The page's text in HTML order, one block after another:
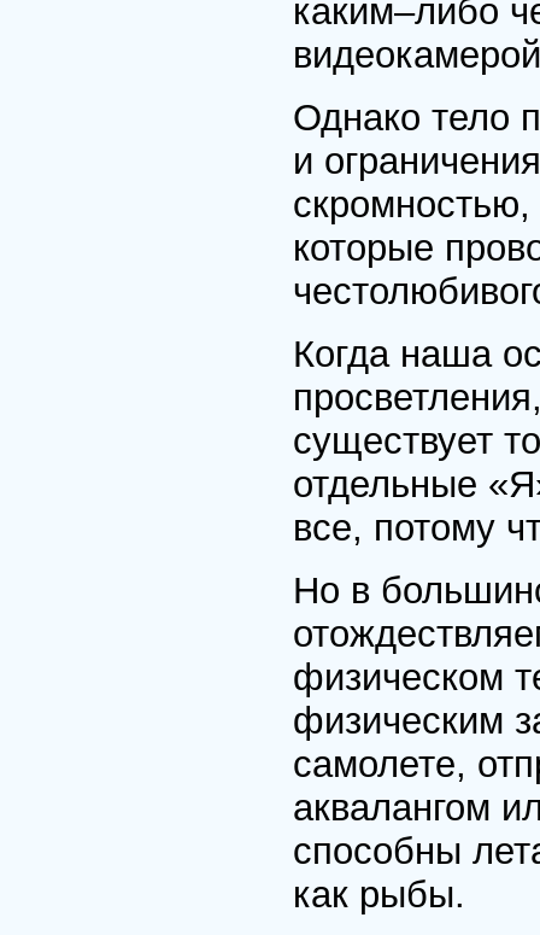
каким–либо
Однако тело
и
которые
Когда наша
существует
отдельные
все, потому
Но в
физическом
физическим
самолете,
аквалангом
способны
как рыбы.